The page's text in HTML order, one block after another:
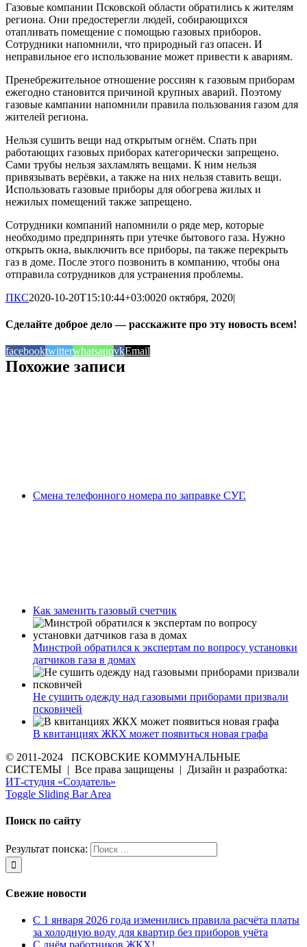
Газовые компании Псковской области обратились к жителям
региона. Они предостерегли людей, собирающихся
отапливать помещение с помощью газовых приборов.
Сотрудники напомнили, что природный газ опасен. И
неправильное его использование может привести к авариям.
Пренебрежительное отношение россиян к газовым приборам
ежегодно становится причиной крупных аварий. Поэтому
газовые кампании напомнили правила пользования газом для
жителей региона.
Нельзя сушить вещи над открытым огнём. Спать при
работающих газовых приборах категорически запрещено.
Сами трубы нельзя захламлять вещами. К ним нельзя
привязывать верёвки, а также на них нельзя ставить вещи.
Использовать газовые приборы для обогрева жилых и
нежилых помещений также запрещено.
Сотрудники компаний напомнили о ряде мер, которые
необходимо предпринять при утечке бытового газа. Нужно
открыть окна, выключить все приборы, па также перекрыть
газ в доме. После этого позвонить в компанию, чтобы она
отправила сотрудников для устранения проблемы.
ПКС2020-10-20T15:10:44+03:0020 октября, 2020|
Сделайте доброе дело — расскажите про эту новость всем!
facebooktwitterwhatsappvkEmail
Похожие записи
Смена телефонного номера по заправке СУГ.
Как заменить газовый счетчик
Минстрой обратился к экспертам по вопросу установки
датчиков газа в домах
Не сушить одежду над газовыми приборами призвали
псковичей
В квитанциях ЖКХ может появиться новая графа
© 2011-2024 ПСКОВСКИЕ КОММУНАЛЬНЫЕ
СИСТЕМЫ | Все права защищены | Дизайн и разработка:
ИТ-студия «Создатель»
Toggle Sliding Bar Area
Поиск по сайту
Результат поиска:
Свежие новости
С 1 января 2026 года изменились правила расчёта платы
за холодную воду для квартир без приборов учёта